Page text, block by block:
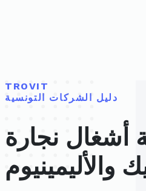
TROVIT
دليل الشركات التونسية
أشغال نجارة
والأليمينيوم